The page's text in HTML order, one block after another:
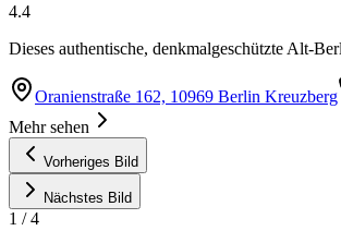
4.4
Dieses authentische, denkmalgeschützte Alt-
Oranienstraße 162, 10969 Berlin Kreuzberg
Mehr sehen
Vorheriges Bild
Nächstes Bild
1 /4